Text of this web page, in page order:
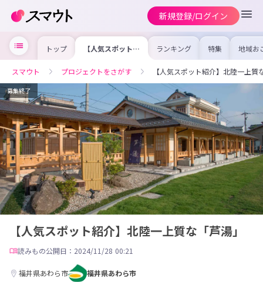
新規登録/ログイン
トップ 【人気スポット紹
介】北陸一上質な
ランキング 特集 地域お
の求
を集め
事内容
を比
合った
スマウト プロジェクトをさがす 【人気スポット紹介】北陸一上質
募集終了
【人気スポット紹介】北陸一上質な「芦湯」
読みもの公開日：2024/11/28 00:21
福井県あわら市 福井県あわら市